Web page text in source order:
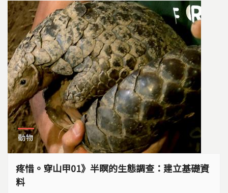
動物
疼惜。穿山甲01》半瞑的生態調查：建立基礎資
料